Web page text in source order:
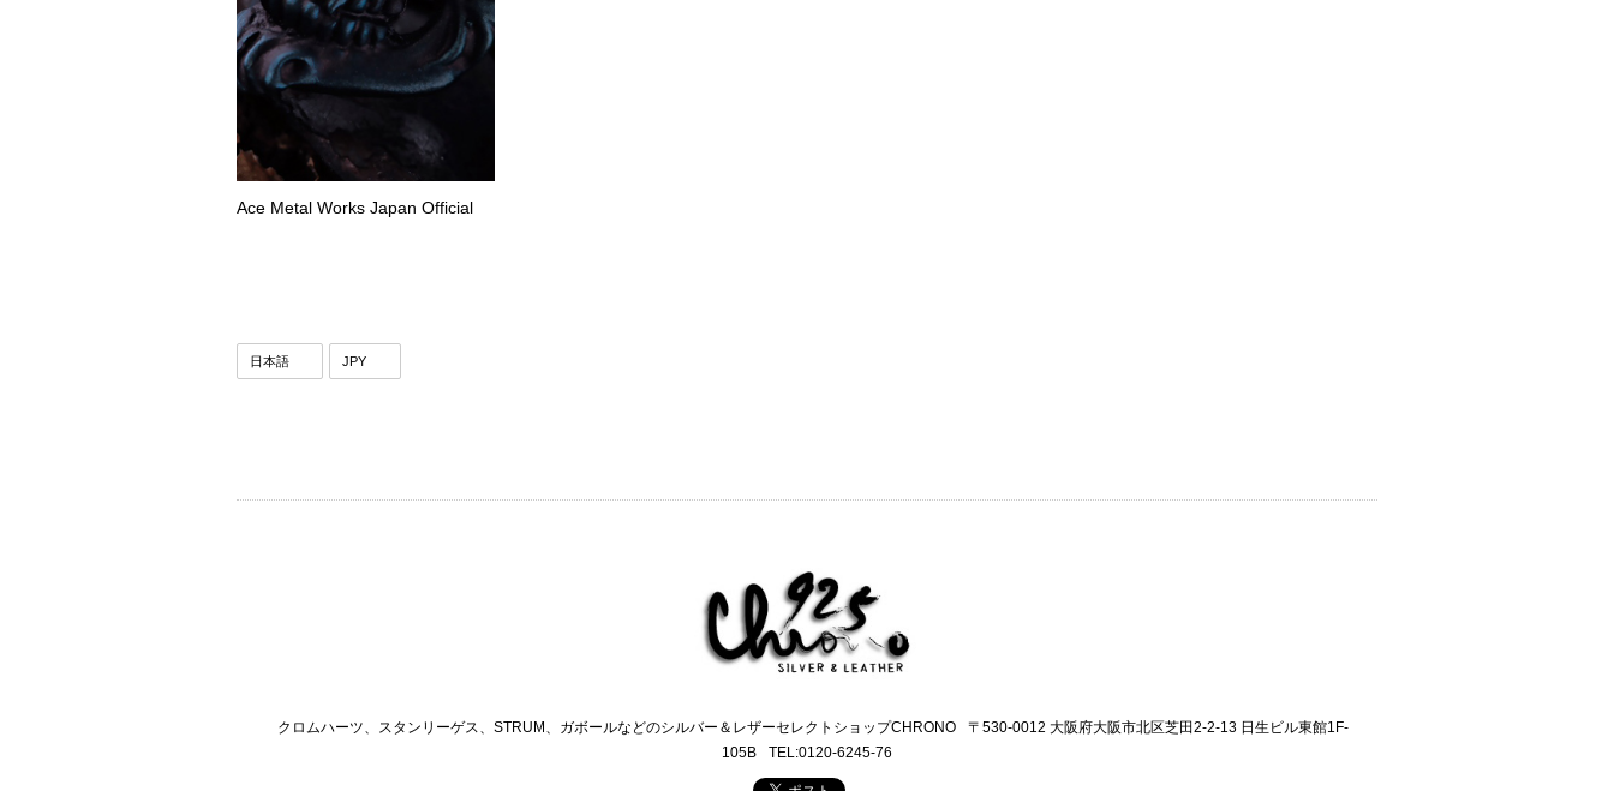
Ace Metal Works Japan Official
クロムハーツ、スタンリーゲス、STRUM、ガボールなどのシルバー＆レザーセレクトショップCHRONO
〒530-0012 大阪府大阪市北区芝田2-2-13 日生ビル東館1F-
105B
TEL:0120-6245-76